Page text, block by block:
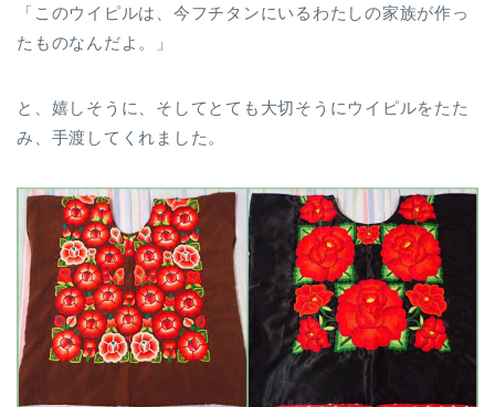
「このウイピルは、今フチタンにいるわたしの家族が作っ
たものなんだよ。」
と、嬉しそうに、そしてとても大切そうにウイピルをたた
み、手渡してくれました。